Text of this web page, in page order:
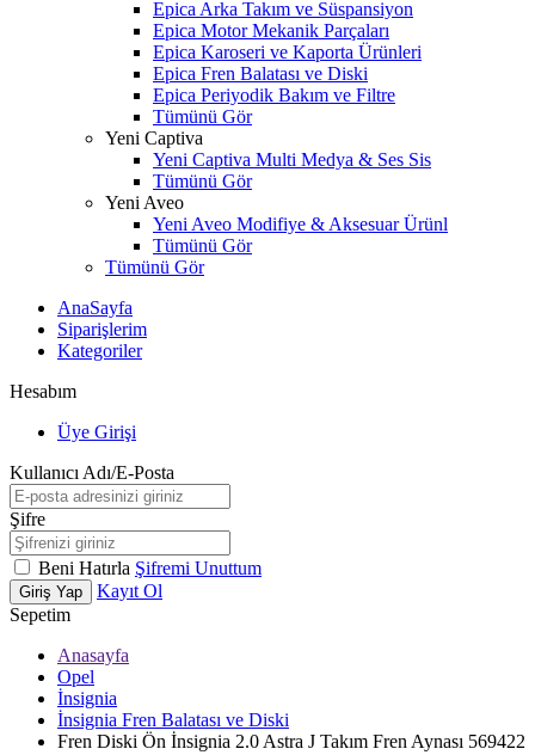
Epica Arka Takım ve Süspansiyon
Epica Motor Mekanik Parçaları
Epica Karoseri ve Kaporta Ürünleri
Epica Fren Balatası ve Diski
Epica Periyodik Bakım ve Filtre
Tümünü Gör
Yeni Captiva
Yeni Captiva Multi Medya & Ses Sis
Tümünü Gör
Yeni Aveo
Yeni Aveo Modifiye & Aksesuar Ürünl
Tümünü Gör
Tümünü Gör
AnaSayfa
Siparişlerim
Kategoriler
Hesabım
Üye Girişi
Kullanıcı Adı/E-Posta
Şifre
Beni Hatırla Şifremi Unuttum
Giriş Yap
Kayıt Ol
Sepetim
Anasayfa
Opel
İnsignia
İnsignia Fren Balatası ve Diski
Fren Diski Ön İnsignia 2.0 Astra J Takım Fren Aynası 569422